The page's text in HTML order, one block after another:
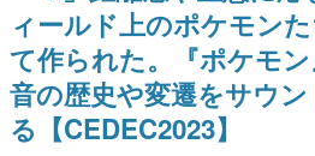
きます。
この物語を解いてはいけな
の形をした短編ホラー小説
新世代に訊く
ィールド上のポケモン
て作られた。『ポケモ
音の歴史や変遷をサウ
る【CEDEC2023】